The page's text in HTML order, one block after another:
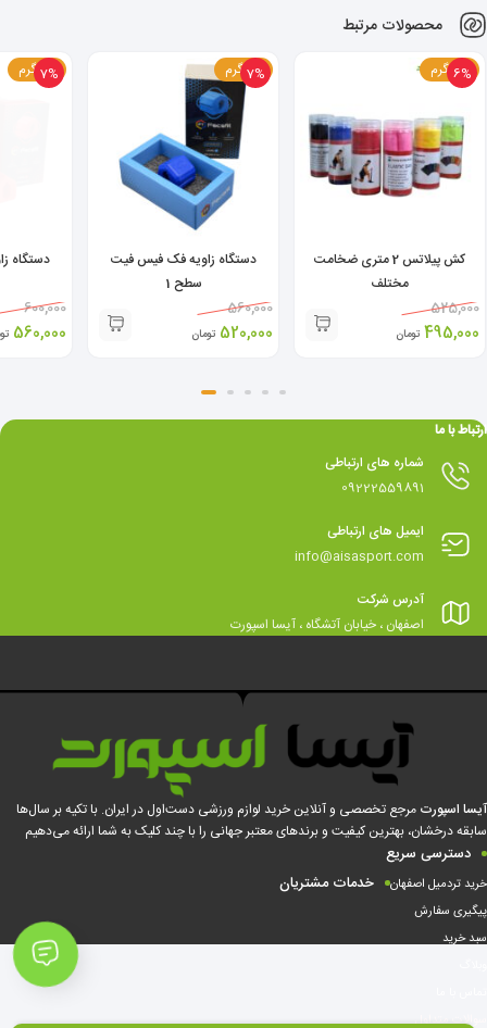
محصولات مرتبط
6%
100 گرم
کش پیلاتس 2 متری ضخامت
مختلف
525,000
495,000 تومان
7%
45 گرم
دستگاه زاویه فک فیس فیت
سطح 1
560,000
520,000 تومان
7%
45 گرم
دستگاه
600,000
560,000
ارتباط با ما
شماره های ارتباطی
09222559891
ایمیل های ارتباطی
info@aisasport.com
آدرس شرکت
اصفهان ، خیابان آتشگاه ، آیسا اسپورت
آیسا اسپورت مرجع تخصصی و آنلاین خرید لوازم ورزشی دست‌اول در ایران. با تکیه بر سال‌ها
سابقه درخشان، بهترین کیفیت و برندهای معتبر جهانی را با چند کلیک به شما ارائه می‌دهیم
دسترسی سریع
خرید تردمیل اصفهان
پیگیری سفارش
سبد خرید
خدمات مشتریان
سوالات متداول